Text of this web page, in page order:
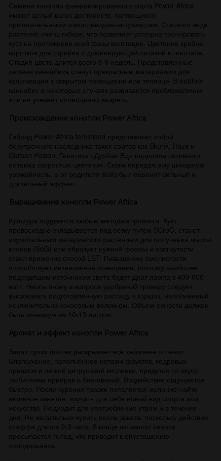
Семена конопли феминизированного сорта Power Africa
имеют целый вагон достоинств, являющихся
притягательными коноплеводам-энтузиастам. Статного вида
растение очень гибкое, что позволяет успешно тренировать
куст на протяжении всей фазы вегетации. Цветение крайне
короткое для стрейна с доминирующей сативой в генотипе.
Стадия цвета длится всего 8-9 недель. Представленные
семена каннабиса станут прекрасным материалом для
культивации в закрытом помещении или теплице. В outdoor
каннабис в некоторых случаях развивается проблематично
или не усевает полноценно вызреть.
Происхождение конопли Power Africa
Гибрид Power Africa feminised представляет собой
безупречного наследника таких сортов как Skunk, Haze и
Durban Poison. Генетика «Дурбан Яд» наделила сативного
потомка скоростью цветения. Сканк передал ему шикарную
урожайность, а от родителя Хейз был перенят сильный и
длительный эффект.
Выращивание конопли Power Africa
Культура поддается любым методам гровинга. Куст
превосходно укладывается под сетку путем SCroG, станет
изумительным материнским растением для получения массы
клонов (SoG) или образует нужной формы и изогнутости
ствол применив способ LST. Повышению смолистости
способствует интенсивное освещение, поэтому наиболее
подходящим источником света будет Днат лампа в 400-600
ватт. Неопытному в вопросе удобрений гроверу следует
высаживать подготовленную рассаду в горшок, наполненный
исключительно кокосовым волокном. Объем емкости должен
быть минимум на 10-15 литров.
Аромат и эффект конопли Power Africa
Запах сухих шишек раскрывает все хейзовые оттенки.
Благоухание, наполненное нотами фруктов, кедровых
орешков и легкой цитрусовой кислинки, придутся по вкусу
любителям приправ и благовоний. Воздействие ощущается
быстро. После курения травки появляется желание найти
активное занятие, изучить для себя новый вид спорта или
искусства. Подходит для употребления утром и в течение
дня. Не желательно курить после заката, поскольку действие
стаффа длится 2-3 часа. В конце активного сеанса
просыпается голод, что приводит к опустошению
холодильника.